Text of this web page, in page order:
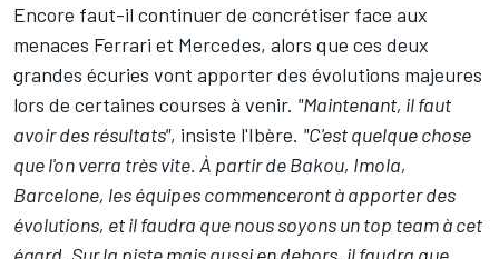
Encore faut-il continuer de concrétiser face aux
menaces Ferrari et Mercedes, alors que ces deux
grandes écuries vont apporter des évolutions majeures
lors de certaines courses à venir. "Maintenant, il faut
avoir des résultats", insiste l'Ibère. "C'est quelque chose
que l'on verra très vite. À partir de Bakou, Imola,
Barcelone, les équipes commenceront à apporter des
évolutions, et il faudra que nous soyons un top team à cet